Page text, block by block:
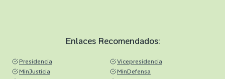
Enlaces Recomendados:
Presidencia
Vicepresidencia
MinJusticia
MinDefensa